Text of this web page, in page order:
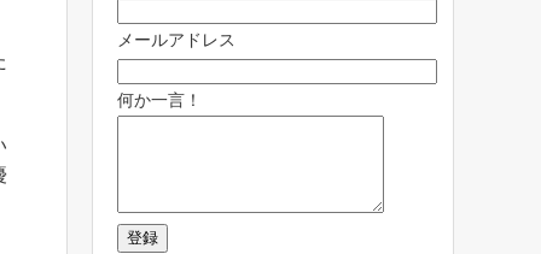
メールアドレス
何か一言！